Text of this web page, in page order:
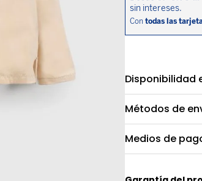
Disponibilidad
Métodos de
Medios de